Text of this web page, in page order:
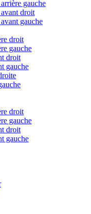
gauche
droit
gauche
droit
gauche
droit
gauche
droit
gauche
droit
gauche